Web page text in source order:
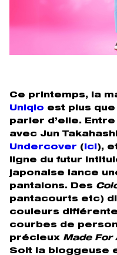
Ce printemps, la
Uniqlo est plus
parler d’elle.
avec Jun
Undercover ( ici),
ligne du futur
japonaise lance
pantalons. Des
pantacourts etc)
couleurs
courbes de
précieux Made For
Soit la bloggeuse